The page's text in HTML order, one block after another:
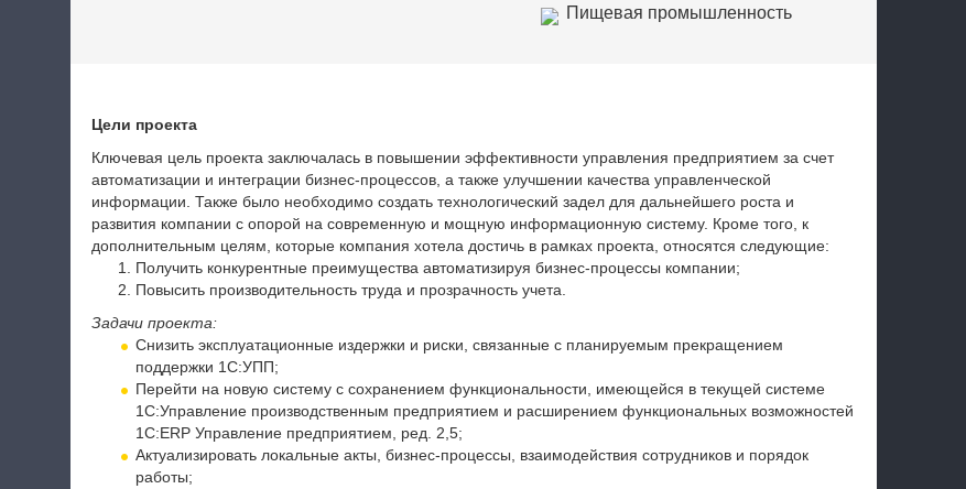
Пищевая промышленность
Цели проекта
Ключевая цель проекта заключалась в повышении эффективности управления предприятием за счет
автоматизации и интеграции бизнес-процессов, а также улучшении качества управленческой
информации. Также было необходимо создать технологический задел для дальнейшего роста и
развития компании с опорой на современную и мощную информационную систему. Кроме того, к
дополнительным целям, которые компания хотела достичь в рамках проекта, относятся следующие:
Получить конкурентные преимущества автоматизируя бизнес-процессы компании;
Повысить производительность труда и прозрачность учета.
Задачи проекта:
Снизить эксплуатационные издержки и риски, связанные с планируемым прекращением
поддержки 1С:УПП;
Перейти на новую систему с сохранением функциональности, имеющейся в текущей системе
1С:Управление производственным предприятием и расширением функциональных возможностей
1С:ERP Управление предприятием, ред. 2,5;
Актуализировать локальные акты, бизнес-процессы, взаимодействия сотрудников и порядок
работы;